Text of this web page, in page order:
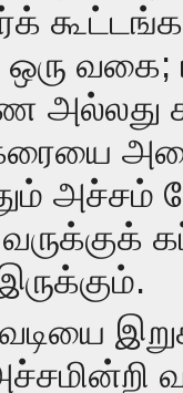
வகை;
அச்சம்